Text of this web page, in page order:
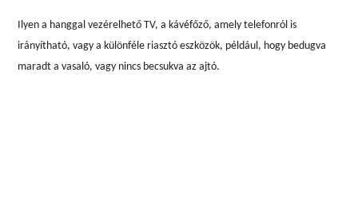
Ilyen a hanggal vezérelhető TV, a kávéfőző, amely telefonról is
irányítható, vagy a különféle riasztó eszközök, például, hogy bedugva
maradt a vasaló, vagy nincs becsukva az ajtó.